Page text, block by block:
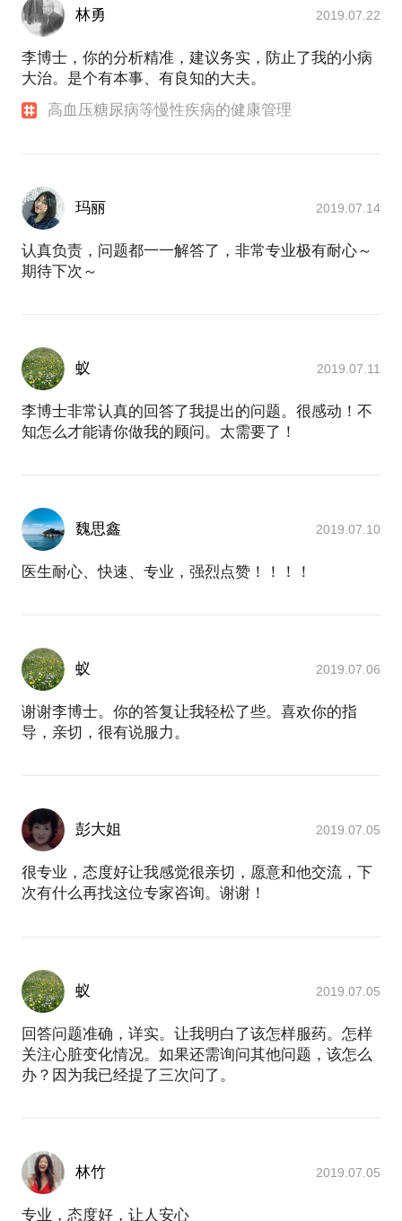
林勇 2019.07.22
李博士，你的分析精准，建议务实，防止了我的小病
大治。是个有本事、有良知的大夫。
高血压糖尿病等慢性疾病的健康管理
玛丽 2019.07.14
认真负责，问题都一一解答了，非常专业极有耐心～
期待下次～
蚁 2019.07.11
李博士非常认真的回答了我提出的问题。很感动！不
知怎么才能请你做我的顾问。太需要了！
魏思鑫 2019.07.10
医生耐心、快速、专业，强烈点赞！！！！
蚁 2019.07.06
谢谢李博士。你的答复让我轻松了些。喜欢你的指
导，亲切，很有说服力。
彭大姐 2019.07.05
很专业，态度好让我感觉很亲切，愿意和他交流，下
次有什么再找这位专家咨询。谢谢！
蚁 2019.07.05
回答问题准确，详实。让我明白了该怎样服药。怎样
关注心脏变化情况。如果还需询问其他问题，该怎么
办？因为我已经提了三次问了。
林竹 2019.07.05
专业，态度好，让人安心